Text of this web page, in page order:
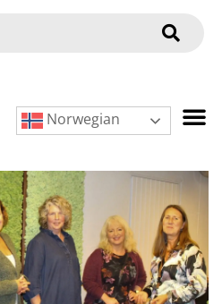
Norwegian